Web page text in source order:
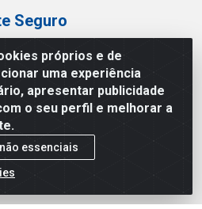
próprios e de
uma experiência
apresentar publicidade
o seu perfil e melhorar a
essenciais
Seguro
Showroom
3227-0546
- Pari - São Paulo/SP